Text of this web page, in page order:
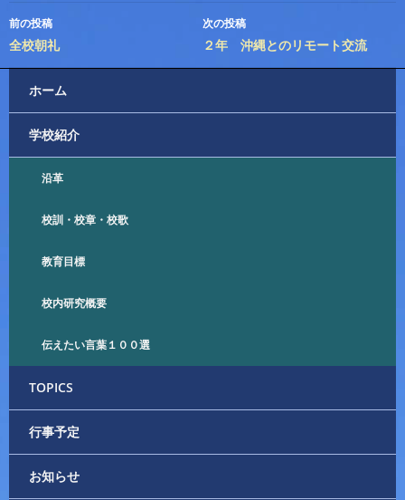
投
稿
ナ
ビ
ゲ
ー
シ
ン
前の投稿
全校朝礼
次の投稿
２年 沖縄とのリモート交流
ホーム
学校紹介
沿革
校訓・校章・校歌
教育目標
校内研究概要
伝えたい言葉１００選
TOPICS
行事予定
お知らせ